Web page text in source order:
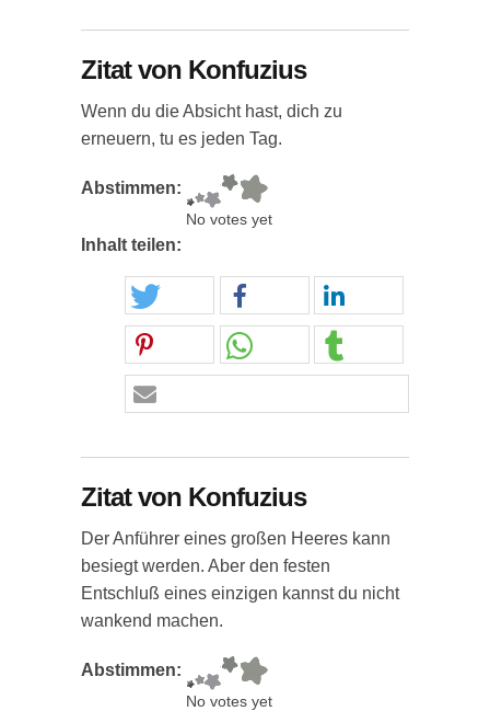
Zitat von Konfuzius
Wenn du die Absicht hast, dich zu
erneuern, tu es jeden Tag.
Abstimmen:
No votes yet
Inhalt teilen:
Zitat von Konfuzius
Der Anführer eines großen Heeres kann
besiegt werden. Aber den festen
Entschluß eines einzigen kannst du nicht
wankend machen.
Abstimmen:
No votes yet